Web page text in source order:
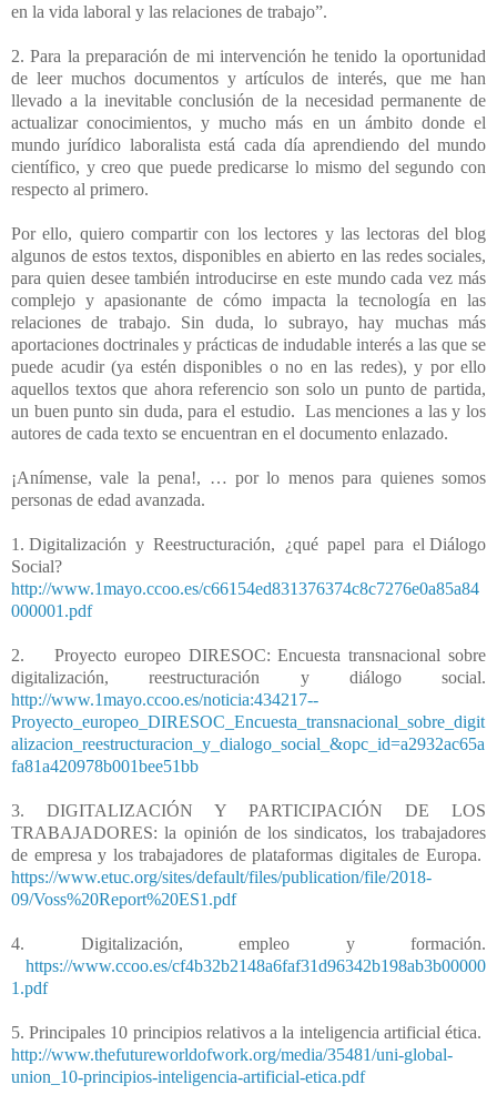
en la vida laboral y las relaciones de trabajo”.
2. Para la preparación de mi intervención he tenido la oportunidad
de leer muchos documentos y artículos de interés, que me han
llevado a la inevitable conclusión de la necesidad permanente de
actualizar conocimientos, y mucho más en un ámbito donde el
mundo jurídico laboralista está cada día aprendiendo del mundo
científico, y creo que puede predicarse lo mismo del segundo con
respecto al primero.
Por ello, quiero compartir con los lectores y las lectoras del blog
algunos de estos textos, disponibles en abierto en las redes sociales,
para quien desee también introducirse en este mundo cada vez más
complejo y apasionante de cómo impacta la tecnología en las
relaciones de trabajo. Sin duda, lo subrayo, hay muchas más
aportaciones doctrinales y prácticas de indudable interés a las que se
puede acudir (ya estén disponibles o no en las redes), y por ello
aquellos textos que ahora referencio son solo un punto de partida,
un buen punto sin duda, para el estudio. Las menciones a las y los
autores de cada texto se encuentran en el documento enlazado.
¡Anímense, vale la pena!, … por lo menos para quienes somos
personas de edad avanzada.
1. Digitalización y Reestructuración, ¿qué papel para el Diálogo
Social?
http://www.1mayo.ccoo.es/c66154ed831376374c8c7276e0a85a84
000001.pdf
2.
Proyecto europeo DIRESOC: Encuesta transnacional sobre
digitalización, reestructuración y diálogo social.
http://www.1mayo.ccoo.es/noticia:434217--
Proyecto_europeo_DIRESOC_Encuesta_transnacional_sobre_digit
alizacion_reestructuracion_y_dialogo_social_&opc_id=a2932ac65a
fa81a420978b001bee51bb
3. DIGITALIZACIÓN Y PARTICIPACIÓN DE LOS
TRABAJADORES: la opinión de los sindicatos, los trabajadores
de empresa y los trabajadores de plataformas digitales de Europa.
https://www.etuc.org/sites/default/files/publication/file/2018-
09/Voss%20Report%20ES1.pdf
4. Digitalización, empleo y formación.
https://www.ccoo.es/cf4b32b2148a6faf31d96342b198ab3b00000
1.pdf
5. Principales 10 principios relativos a la inteligencia artificial ética.
http://www.thefutureworldofwork.org/media/35481/uni-global-
union_10-principios-inteligencia-artificial-etica.pdf